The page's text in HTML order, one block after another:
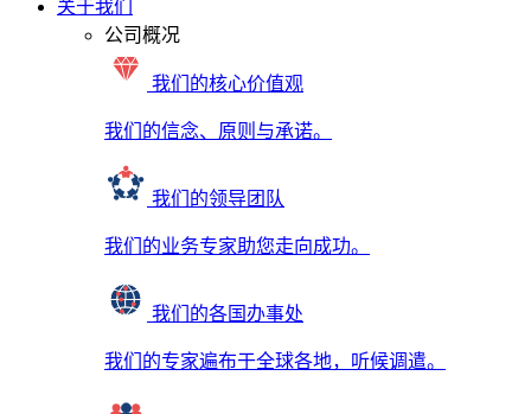
关于我们
公司概况
我们的核心价值观
我们的信念、原则与承诺。
我们的领导团队
我们的业务专家助您走向成功。
我们的各国办事处
我们的专家遍布于全球各地，听候调遣。